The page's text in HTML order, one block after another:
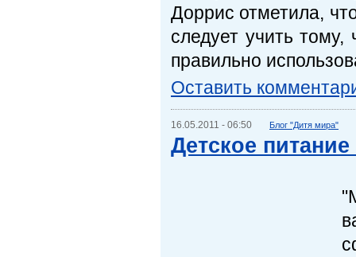
Доррис отметила,
следует учить тому,
правильно
Оставить
16.05.2011 - 06:50 Блог "Дитя мира"
Детское